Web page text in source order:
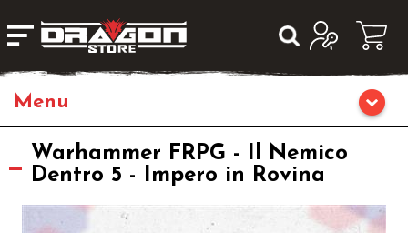
Home
Warhammer FRPG - Il Nemico
Dentro 5 - Impero in Rovina